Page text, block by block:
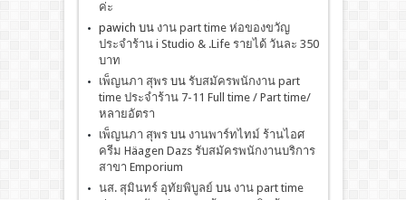
ค่ะ
pawich บน งาน part time ห่อของขวัญ
ประจำร้าน i Studio & .Life รายได้ วันละ 350
บาท
เพ็ญนภา สุพรบน รับสมัครพนักงาน part
time ประจำร้าน 7-11 Full time / Part time/
หลายอัตรา
เพ็ญนภา สุพรบน งานพาร์ทไทม์ ร้านไอศ
ครีม Häagen Dazs รับสมัครพนักงานบริการ
สาขา Emporium
นส. สุมินทร์ อุทัยพิบูลย์ บน งาน part time